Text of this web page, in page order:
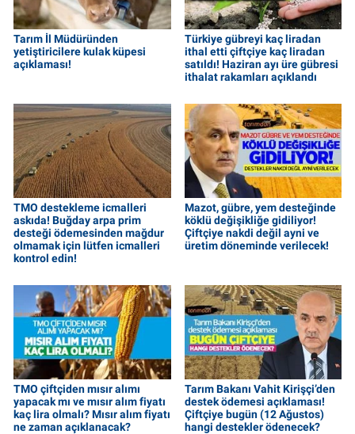
Tarım İl Müdüründen
yetiştiricilere kulak küpesi
açıklaması!
Türkiye gübreyi kaç liradan
ithal etti çiftçiye kaç liradan
satıldı! Haziran ayı üre gübresi
ithalat rakamları açıklandı
TMO destekleme icmalleri
askıda! Buğday arpa prim
desteği ödemesinden mağdur
olmamak için lütfen icmalleri
kontrol edin!
Mazot, gübre, yem desteğinde
köklü değişikliğe gidiliyor!
Çiftçiye nakdi değil ayni ve
üretim döneminde verilecek!
TMO çiftçiden mısır alımı
yapacak mı ve mısır alım fiyatı
kaç lira olmalı? Mısır alım fiyatı
ne zaman açıklanacak?
Tarım Bakanı Vahit Kirişçi’den
destek ödemesi açıklaması!
Çiftçiye bugün (12 Ağustos)
hangi destekler ödenecek?